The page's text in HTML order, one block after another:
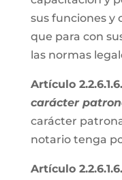
sus funciones y
que para con
las normas
Artículo
carácter
carácter
notario tenga
Artículo